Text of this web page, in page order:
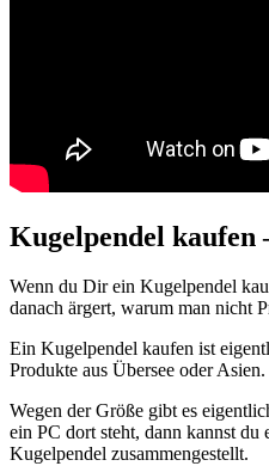
Kugelpendel kaufen
Wenn du Dir ein Kugelpendel
danach ärgert, warum man nicht
Ein Kugelpendel kaufen ist
Produkte aus Übersee oder
Wegen der Größe gibt es
ein PC dort steht, dann kannst
Kugelpendel zusammengestellt.